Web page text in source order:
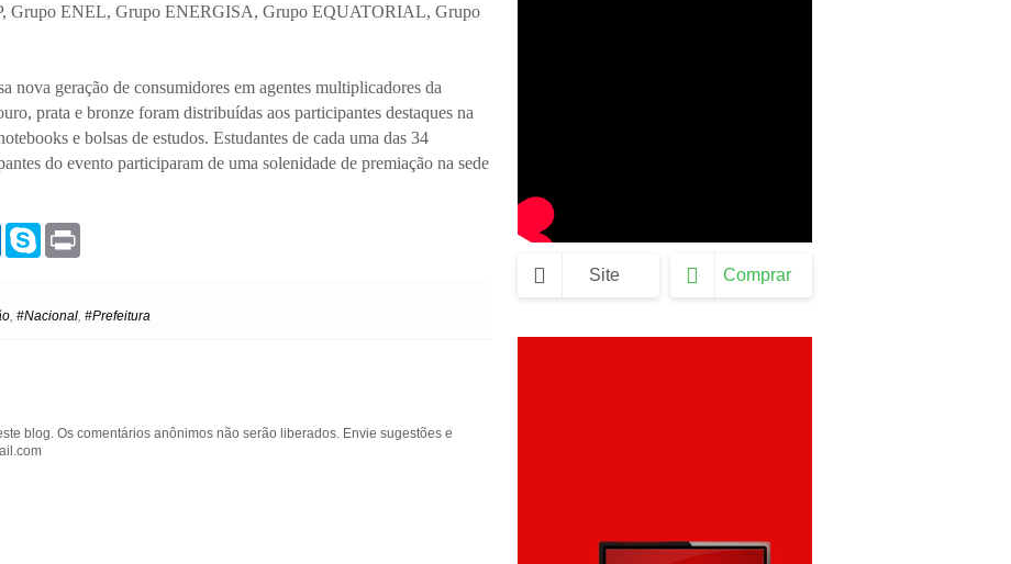
Grupo ENEL, Grupo ENERGISA, Grupo EQUATORIAL, Grupo
nova geração de consumidores em agentes multiplicadores da
prata e bronze foram distribuídas aos participantes destaques na
e bolsas de estudos. Estudantes de cada uma das 34
do evento participaram de uma solenidade de premiação na sede
O
o, #Nacional, #Prefeitura
blog. Os comentários anônimos não serão liberados. Envie sugestões e
Site Comprar